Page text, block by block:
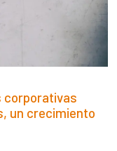
corporativas
un crecimiento